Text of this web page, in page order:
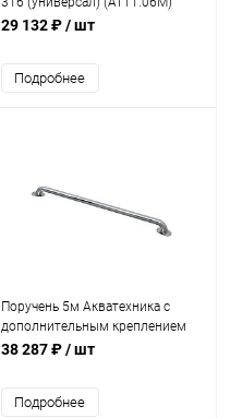
29 132 ₽/ шт
Подробнее
Поручень 5м Акватехника с
дополнительным креплением
(универсал) (AT11.16)
38 287 ₽/ шт
Подробнее